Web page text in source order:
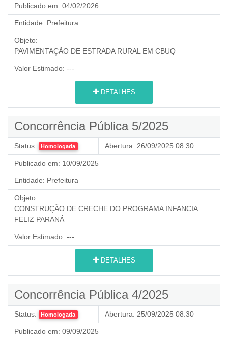
Publicado em: 04/02/2026
Entidade: Prefeitura
Objeto:
PAVIMENTAÇÃO DE ESTRADA RURAL EM CBUQ
Valor Estimado: ---
DETALHES
Concorrência Pública 5/2025
Status: Homologada Abertura: 26/09/2025 08:30
Publicado em: 10/09/2025
Entidade: Prefeitura
Objeto:
CONSTRUÇÃO DE CRECHE DO PROGRAMA INFANCIA
FELIZ PARANÁ
Valor Estimado: ---
DETALHES
Concorrência Pública 4/2025
Status: Homologada Abertura: 25/09/2025 08:30
Publicado em: 09/09/2025